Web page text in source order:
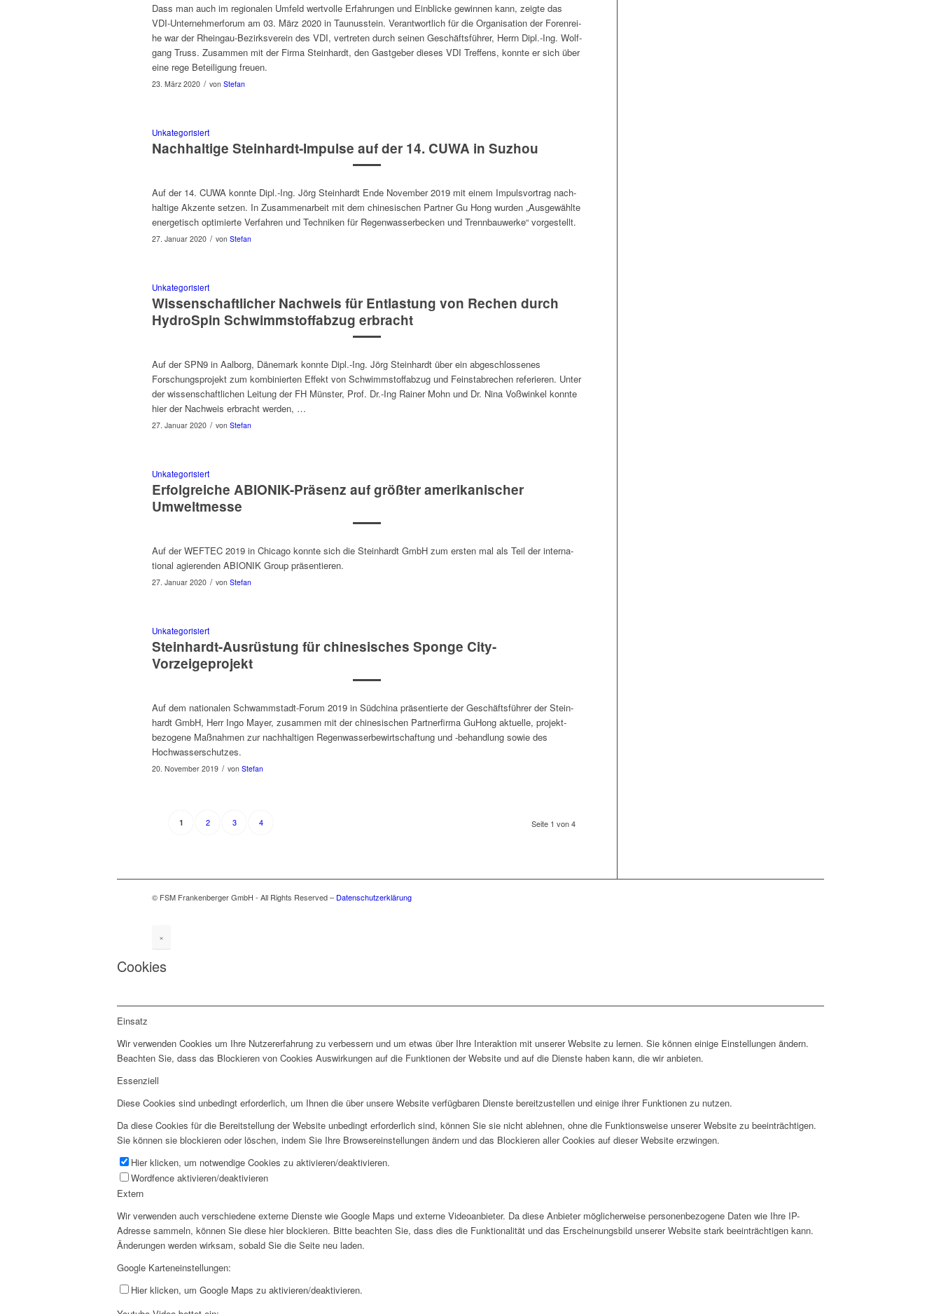
Dass man auch im regionalen Umfeld wertvolle Erfahrun­gen und Ein­blicke gewin­nen kann, zeigte das
VDI-Unternehmer­fo­rum am 03. März 2020 in Taunusstein. Ver­ant­wortlich für die Organ­i­sa­tion der Foren­rei­
he war der Rhein­gau-Bezirksvere­in des VDI, vertreten durch seinen Geschäfts­führer, Her­rn Dipl.-Ing. Wolf­
gang Truss. Zusam­men mit der Fir­ma Stein­hardt, den Gast­ge­ber dieses VDI Tre­f­fens, kon­nte er sich über
eine rege Beteili­gung freuen.
23. März 2020 / von Stefan
Unkategorisiert
Nachhaltige Steinhardt-Impulse auf der 14. CUWA in Suzhou
Auf der 14. CUWA kon­nte Dipl.-Ing. Jörg Stein­hardt Ende Novem­ber 2019 mit einem Impulsvor­trag nach­
haltige Akzente set­zen. In Zusammen­arbeit mit dem chi­ne­sis­chen Part­ner Gu Hong wur­den „Aus­gewählte
energe­tisch opti­mierte Ver­fahren und Tech­niken für Regen­wasserbecken und Trenn­bauwerke“ vorgestellt.
27. Januar 2020 / von Stefan
Unkategorisiert
Wissenschaftlicher Nachweis für Entlastung von Rechen durch
HydroSpin Schwimmstoffabzug erbracht
Auf der SPN9 in Aal­borg, Däne­mark kon­nte Dipl.-Ing. Jörg Stein­hardt über ein abge­schlossenes
Forschungs­projekt zum kom­binierten Effekt von Schwimm­stof­fabzug und Fein­stabrechen referieren. Unter
der wis­senschaftlichen Leitung der FH Mün­ster, Prof. Dr.-Ing Rain­er Mohn und Dr. Nina Voßwinkel kon­nte
hier der Nach­weis erbracht werden, …
27. Januar 2020 / von Stefan
Unkategorisiert
Erfolgreiche ABIONIK-Präsenz auf größter amerikanischer
Umweltmesse
Auf der WEFTEC 2019 in Chica­go kon­nte sich die Stein­hardt GmbH zum ersten mal als Teil der inter­na­
tion­al agieren­den ABIONIK Group präsentieren.
27. Januar 2020 / von Stefan
Unkategorisiert
Steinhardt-Ausrüstung für chinesisches Sponge City-
Vorzeigeprojekt
Auf dem nationalen Schwamm­s­tadt-Forum 2019 in Süd­chi­na präsen­tierte der Geschäfts­führer der Stein­
hardt GmbH, Herr Ingo May­er, zusam­men mit der chi­ne­sis­chen Partner­firma GuHong aktuelle, projekt­
bezogene Maß­nah­men zur nach­halti­gen Regen­wasser­be­wirtschaftung und ‑behand­lung sowie des
Hochwasserschutzes.
20. November 2019 / von Stefan
Seite 1 von 4
1 2 3 4
© FSM Frankenberger GmbH - All Rights Reserved – Datenschutzerklärung
×
Cookies
Einsatz
Wir verwenden Cookies um Ihre Nutzererfahrung zu verbessern und um etwas über Ihre Interaktion mit unserer Website zu lernen. Sie können einige Einstellungen ändern.
Beachten Sie, dass das Blockieren von Cookies Auswirkungen auf die Funktionen der Website und auf die Dienste haben kann, die wir anbieten.
Essenziell
Diese Cookies sind unbedingt erforderlich, um Ihnen die über unsere Website verfügbaren Dienste bereitzustellen und einige ihrer Funktionen zu nutzen.
Da diese Cookies für die Bereitstellung der Website unbedingt erforderlich sind, können Sie sie nicht ablehnen, ohne die Funktionsweise unserer Website zu beeinträchtigen.
Sie können sie blockieren oder löschen, indem Sie Ihre Browsereinstellungen ändern und das Blockieren aller Cookies auf dieser Website erzwingen.
Hier klicken, um notwendige Cookies zu aktivieren/deaktivieren.
Wordfence aktivieren/deaktivieren
Extern
Wir verwenden auch verschiedene externe Dienste wie Google Maps und externe Videoanbieter. Da diese Anbieter möglicherweise personenbezogene Daten wie Ihre IP-
Adresse sammeln, können Sie diese hier blockieren. Bitte beachten Sie, dass dies die Funktionalität und das Erscheinungsbild unserer Website stark beeinträchtigen kann.
Änderungen werden wirksam, sobald Sie die Seite neu laden.
Google Karteneinstellungen:
Hier klicken, um Google Maps zu aktivieren/deaktivieren.